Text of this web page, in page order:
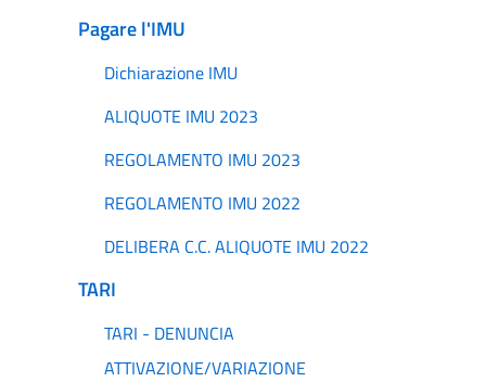
Pagare l'IMU
Dichiarazione IMU
ALIQUOTE IMU 2023
REGOLAMENTO IMU 2023
REGOLAMENTO IMU 2022
DELIBERA C.C. ALIQUOTE IMU 2022
TARI
TARI - DENUNCIA
ATTIVAZIONE/VARIAZIONE